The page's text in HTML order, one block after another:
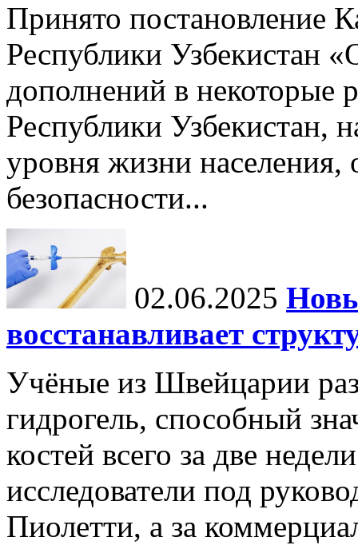
Принято постановление
Республики Узбекистан
дополнений в некоторые
Республики Узбекистан,
уровня жизни населения,
безопасности...
02.06.2025
восстанавливает
Учёные из Швейцарии
гидрогель, способный
костей всего за две
исследователи под
Пиолетти, а за